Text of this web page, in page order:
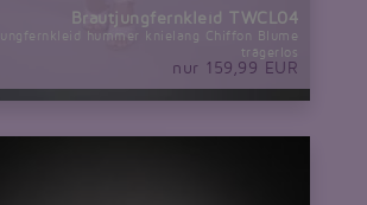
Brautjungfernkleid TWCL04
hummer knielang Chiffon Blume
trägerlos
nur 159,99 EUR